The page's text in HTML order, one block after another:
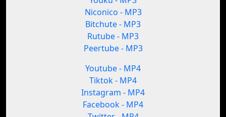
Niconico - MP3
Bitchute - MP3
Rutube - MP3
Peertube - MP3
Youtube - MP4
Tiktok - MP4
Instagram - MP4
Facebook - MP4